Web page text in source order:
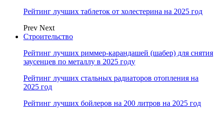
Рейтинг лучших таблеток от холестерина на 2025 год
Prev Next
Строительство
Рейтинг лучших риммер-карандашей (шабер) для снятия
заусенцев по металлу в 2025 году
Рейтинг лучших стальных радиаторов отопления на
2025 год
Рейтинг лучших бойлеров на 200 литров на 2025 год